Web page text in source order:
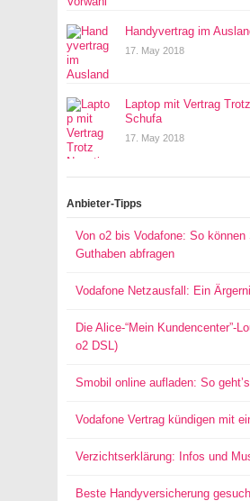
Handyvertrag im
17. May 2018
Laptop mit Vertrag
Schufa
17. May 2018
Anbieter-Tipps
Von o2 bis Vodafone: So können
Guthaben abfragen
Vodafone Netzausfall: Ein
Die Alice-“Mein Kundencenter”-
o2 DSL)
Smobil online aufladen: So geht’s
Vodafone Vertrag kündigen mit
Verzichtserklärung: Infos und
Beste Handyversicherung